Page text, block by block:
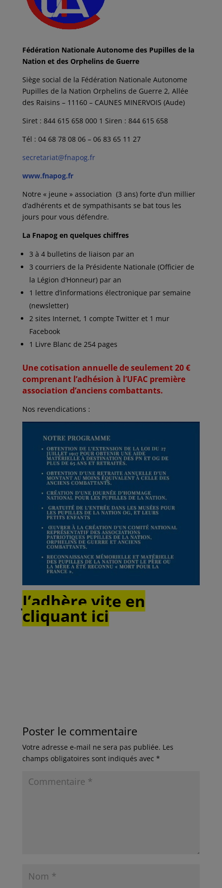
Fédération Nationale Autonome des Pupilles de la
Nation et des Orphelins de Guerre
Siège social de la Fédération Nationale Autonome
Pupilles de la Nation Orphelins de Guerre 2, Allée
des Raisins – 11160 – CAUNES MINERVOIS (Aude)
Siret : 844 615 658 000 1 Siren : 844 615 658
Tél : 04 68 78 08 06 – 06 83 65 11 27
secretariat@fnapog.fr
www.fnapog.fr
Notre « jeune » association (3 ans) forte d’un millier
d’adhérents et de sympathisants se bat tous les
jours pour vous défendre.
La Fnapog en quelques chiffres
3 à 4 bulletins de liaison par an
3 courriers de la Présidente Nationale (Officier de
la Légion d’Honneur) par an
1 lettre d’informations électronique par semaine
(newsletter)
2 sites Internet, 1 compte Twitter et 1 mur
Facebook
1 Livre Blanc de 254 pages
Une cotisation annuelle de seulement 20 €
comprenant l’adhésion à l’UFAC première
association d’anciens combattants.
Nos revendications :
J’adhère vite en
cliquant ici
Poster le commentaire
Votre adresse e-mail ne sera pas publiée. Les
champs obligatoires sont indiqués avec *